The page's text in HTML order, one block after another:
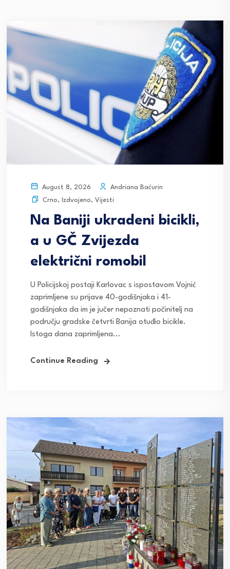
August 8, 2026
Andriana Baćurin
Crno, Izdvojeno, Vijesti
Na Baniji ukradeni bicikli,
a u GČ Zvijezda
električni romobil
U Policijskoj postaji Karlovac s ispostavom Vojnić
zaprimljene su prijave 40-godišnjaka i 41-
godišnjaka da im je jučer nepoznati počinitelj na
području gradske četvrti Banija otuđio bicikle.
Istoga dana zaprimljena...
Continue Reading